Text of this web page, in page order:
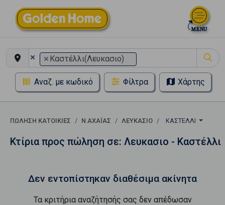
× × Καστέλλι(Λευκασιο)
Αναζ. με κωδικό Φίλτρα Χάρτης
ΠΏΛΗΣΗ ΚΑΤΟΙΚΊΕΣ Ν.ΑΧΑΪΑΣ ΛΕΥΚΑΣΙΟ ΚΑΣΤΈΛΛΙ
Κτίρια προς πώληση σε: Λευκασιο - Καστέλλι
Δεν εντοπίστηκαν διαθέσιμα ακίνητα
Τα κριτήρια αναζήτησής σας δεν απέδωσαν